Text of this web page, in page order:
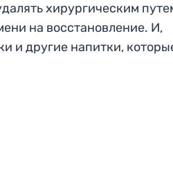
хирургическим
на восстановление. И,
и другие напитки,